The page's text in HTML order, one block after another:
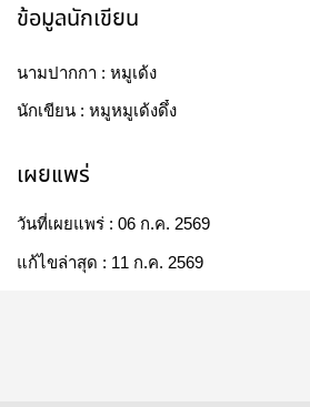
ข้อมูลนักเขียน
นามปากกา : หมูเด้ง
นักเขียน : หมูหมูเด้งดึ๋ง
เผยแพร่
วันที่เผยแพร่ : 06 ก.ค. 2569
แก้ไขล่าสุด : 11 ก.ค. 2569